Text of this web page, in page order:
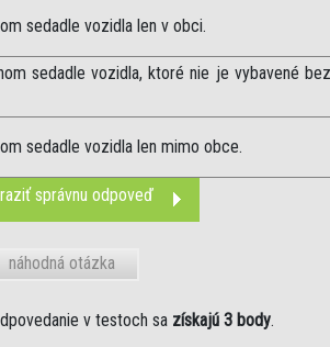
sedadle vozidla len v obci.
sedadle vozidla, ktoré nie je vybavené
sedadle vozidla len mimo obce.
správnu odpoveď
náhodná otázka
v testoch sa získajú 3 body.